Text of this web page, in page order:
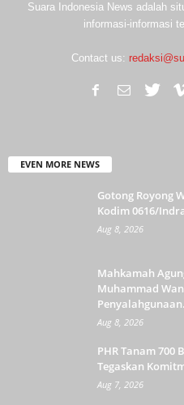
Suara Indonesia News adalah
informasi-informasi
Contact us:
EVEN MORE NEWS
Gotong Royong
Kodim 0616/
Aug 8, 2026
Mahkamah
Muhammad
Aug 8, 2026
PHR Tanam
Tegaskan
Aug 7, 2026